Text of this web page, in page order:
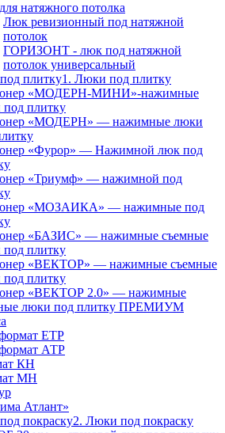
натяжного потолка
Люк ревизионный под натяжной
потолок
ГОРИЗОНТ - люк под натяжной
потолок универсальный
1. Люки под плитку
«МОДЕРН-МИНИ»-нажимные
плитку
«МОДЕРН» — нажимные люки
«Фурор» — Нажимной люк под
«Триумф» — нажимной под
«МОЗАИКА» — нажимные под
«БАЗИС» — нажимные съемные
плитку
«ВЕКТОР» — нажимные съемные
плитку
«ВЕКТОР 2.0» — нажимные
люки под плитку ПРЕМИУМ
ЕТР
АТР
КН
МН
Атлант»
2. Люки под покраску